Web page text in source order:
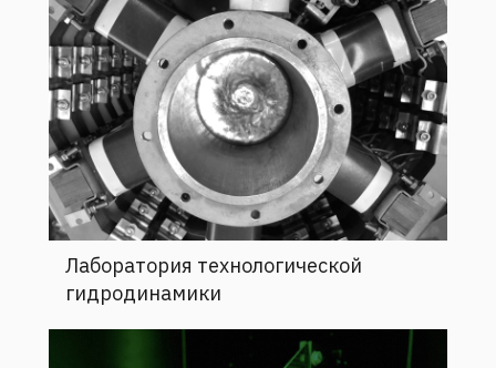
Лаборатория технологической
гидродинамики